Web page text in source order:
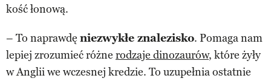
kość łonową.
– To naprawdę niezwykłe znalezisko. Pomaga nam
lepiej zrozumieć różne rodzaje dinozaurów, które żyły
w Anglii we wczesnej kredzie. To uzupełnia ostatnie